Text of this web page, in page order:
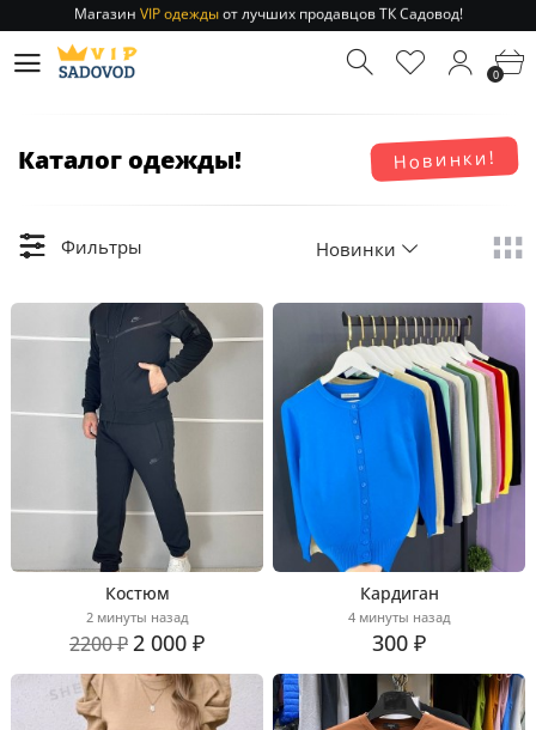
Отправление заказа 1-3 дняпо РФ и МСК!
Магазин
от лучших продавцов ТК Садовод!
0
Новинки!
Каталог одежды!
Фильтры Новинки
Костюм
2 минуты назад
2200 ₽2 000 ₽
Кардиган
4 минуты назад
300 ₽